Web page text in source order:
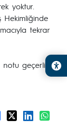
yoktur.
Hekimliğinde
tekrar
notu geçerli